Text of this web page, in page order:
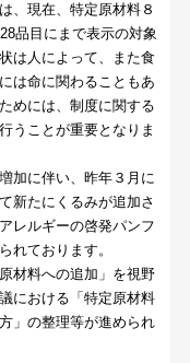
、現在、特定原材料８
品目にまで表示の対象
は人によって、また食
は命に関わることもあ
めには、制度に関する
うことが重要となりま
加に伴い、昨年３月に
新たにくるみが追加さ
レルギーの啓発パンフ
れております。
材料への追加」を視野
における「特定原材料
」の整理等が進められ